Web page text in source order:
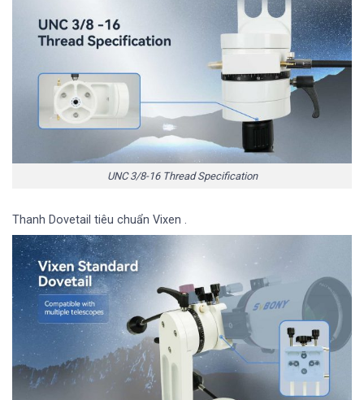
UNC 3/8-16 Thread Specification
Thanh Dovetail tiêu chuẩn Vixen .